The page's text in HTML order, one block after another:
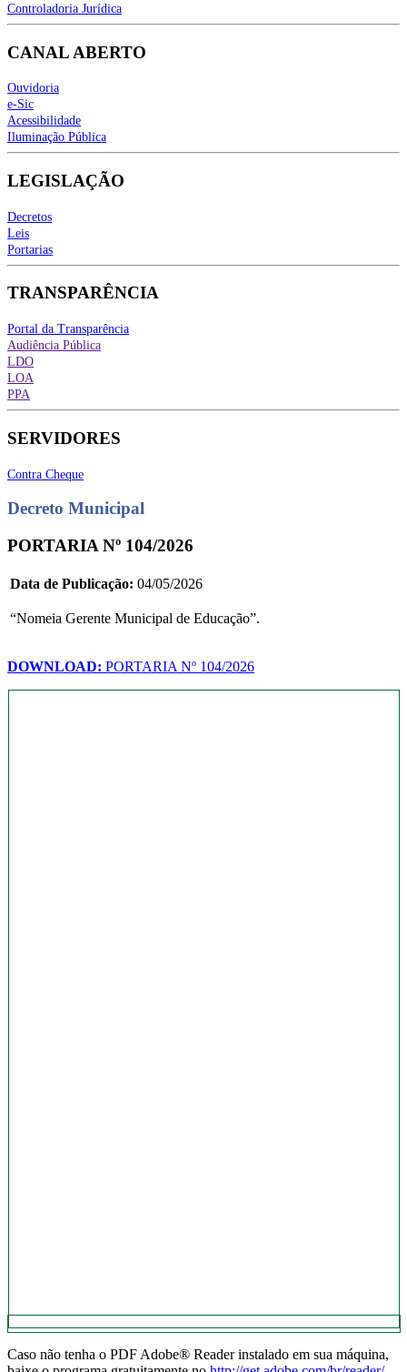
Controladoria Jurídica
CANAL ABERTO
Ouvidoria
e-Sic
Acessibilidade
Iluminação Pública
LEGISLAÇÃO
Decretos
Leis
Portarias
TRANSPARÊNCIA
Portal da Transparência
Audiência Pública
LDO
LOA
PPA
SERVIDORES
Contra Cheque
Decreto Municipal
PORTARIA Nº 104/2026
Data de Publicação: 04/05/2026
“Nomeia Gerente Municipal de Educação”.
DOWNLOAD: PORTARIA Nº 104/2026
Caso não tenha o PDF Adobe® Reader instalado em sua máquina,